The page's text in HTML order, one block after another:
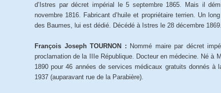
d’Istres par décret impérial le 5 septembre 1865. Mais il
novembre 1816. Fabricant d’huile et propriétaire terrien. Un
des Baumes, lui est dédié. Décédé à Istres le 28 décembre
François Joseph TOURNON : Nommé maire par décret
proclamation de la IIIe République. Docteur en médecine. Né à
1890 pour 46 années de services médicaux gratuits donnés à
1937 (auparavant rue de la Parabière).